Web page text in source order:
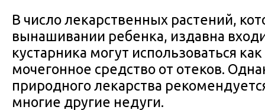
В число лекарственных растений,
вынашивании ребенка, издавна
кустарника могут использоваться
мочегонное средство от отеков.
природного лекарства
многие другие недуги.